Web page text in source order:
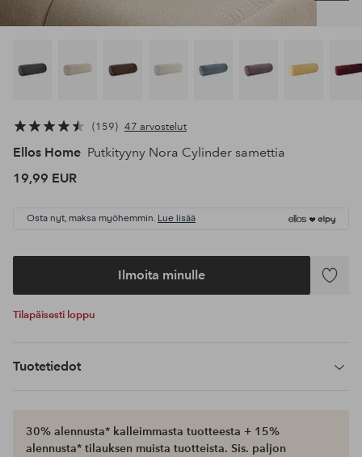
159 47 arvostelut
Ellos Home Putkityyny Nora Cylinder samettia
19,99 EUR
Osta nyt, maksa myöhemmin. Lue lisää
Ilmoita minulle
Lisää
Tilapäisesti loppu
Tuotetiedot
30% alennusta* kalleimmasta tuotteesta + 15%
alennusta* tilauksen muista tuotteista. Sis. paljon